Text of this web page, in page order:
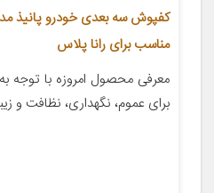
مناسب برای رانا پلاس
معرفی محصول امروزه با توجه به
برای عموم، نگهداری، نظافت و